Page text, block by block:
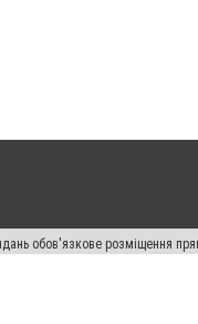
обов'язкове розміщення